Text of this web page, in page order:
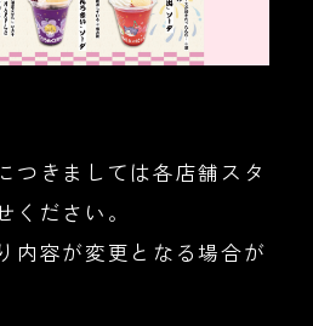
つきましては各店舗スタ
ください。
内容が変更となる場合が